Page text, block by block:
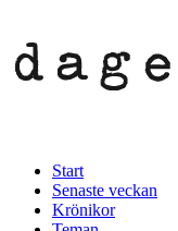
Start
Senaste veckan
Krönikor